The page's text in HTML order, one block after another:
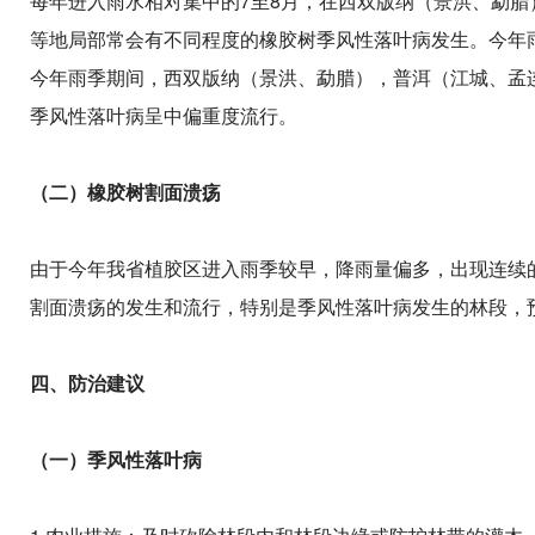
等地局部常会有不同程度的橡胶树季风性落叶病发生。今
今年雨季期间，西双版纳（景洪、勐腊），普洱（江城、
季风性落叶病呈中偏重度流行。
（二）橡胶树割面溃疡
由于今年我省植胶区进入雨季较早，降雨量偏多，出现连
割面溃疡的发生和流行，特别是季风性落叶病发生的林段
四、防治建议
（一）季风性落叶病